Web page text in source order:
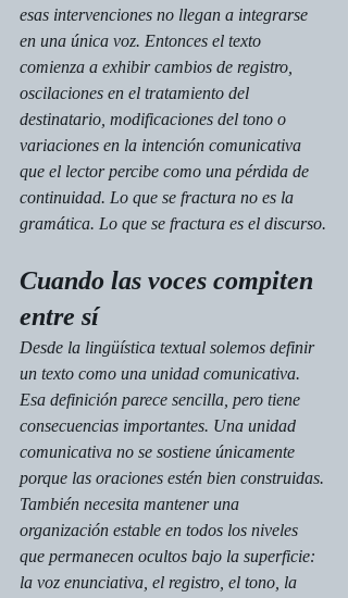
esas intervenciones no llegan a integrarse
en una única voz. Entonces el texto
comienza a exhibir cambios de registro,
oscilaciones en el tratamiento del
destinatario, modificaciones del tono o
variaciones en la intención comunicativa
que el lector percibe como una pérdida de
continuidad. Lo que se fractura no es la
gramática. Lo que se fractura es el discurso.
Cuando las voces compiten
entre sí
Desde la lingüística textual solemos definir
un texto como una unidad comunicativa.
Esa definición parece sencilla, pero tiene
consecuencias importantes. Una unidad
comunicativa no se sostiene únicamente
porque las oraciones estén bien construidas.
También necesita mantener una
organización estable en todos los niveles
que permanecen ocultos bajo la superficie:
la voz enunciativa, el registro, el tono, la